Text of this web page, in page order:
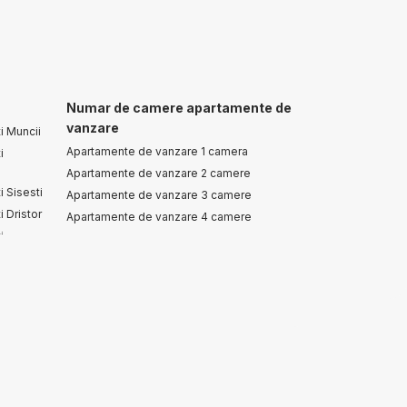
Muncii
Sisesti
Dristor
Numar de camere apartamente de
vanzare
Apartamente de vanzare 1 camera
Apartamente de vanzare 2 camere
Apartamente de vanzare 3 camere
Apartamente de vanzare 4 camere